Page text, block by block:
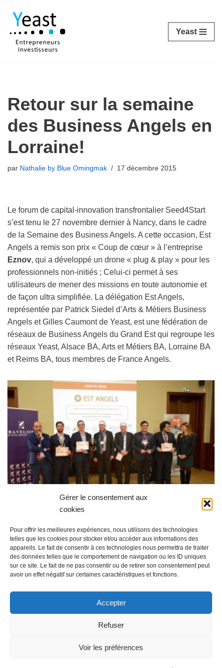
Gérer le consentement aux
cookies
Pour offrir les meilleures expériences, nous utilisons des technologies
telles que les cookies pour stocker et/ou accéder aux informations des
appareils. Le fait de consentir à ces technologies nous permettra de traiter
des données telles que le comportement de navigation ou les ID uniques
sur ce site. Le fait de ne pas consentir ou de retirer son consentement peut
avoir un effet négatif sur certaines caractéristiques et fonctions.
Accepter
Refuser
Voir les préférences
Aller
au
contenu
Yeast
Retour sur la semaine
des Business Angels en
Lorraine!
par Nathalie by Blue Omingmak 17 décembre 2015
Le forum de capital-innovation transfrontalier Seed4Start
s’est tenu le 27 novembre dernier à Nancy, dans le cadre
de la Semaine des Business Angels. A cette occasion, Est
Angels a remis son prix « Coup de cœur » à l’entreprise
Eznov, qui a développé un drone « plug & play » pour les
professionnels non-initiés ; Celui-ci permet à ses
utilisateurs de mener des missions en toute autonomie et
de façon ultra simplifiée. La délégation Est Angels,
représentée par Patrick Siedel d’Arts & Métiers Business
Angels et Gilles Caumont de Yeast, est une fédération de
réseaux de Business Angels du Grand Est qui regroupe les
réseaux Yeast, Alsace BA, Arts et Métiers BA, Lorraine BA
et Reims BA, tous membres de France Angels.